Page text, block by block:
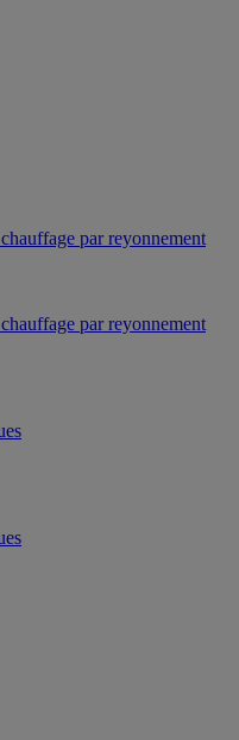
par reyonnement
par reyonnement